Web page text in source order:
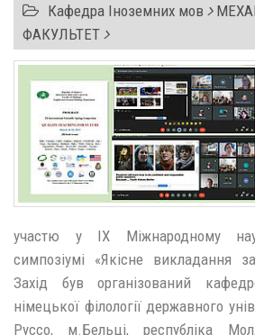
Кафедра Іноземних мов
ФАКУЛЬТЕТ
участю у ІХ Міжнародному
симпозіумі «Якісне викладання
Захід був організований
німецької філології державного
Руссо, м.Бельці, республіка